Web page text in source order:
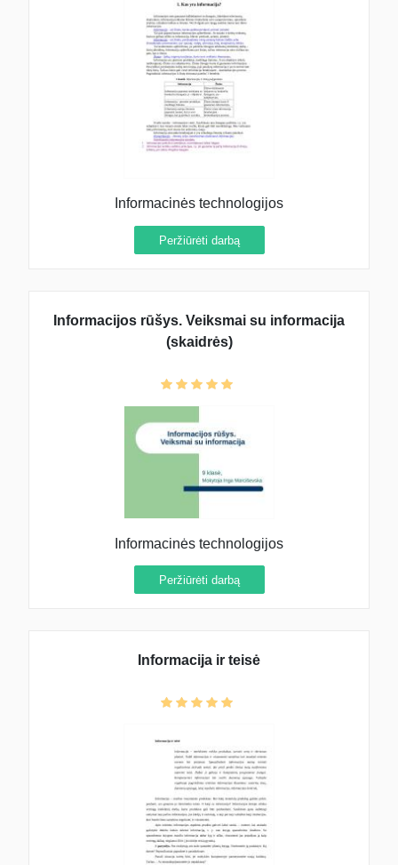
Informacinės technologijos
Peržiūrėti darbą
Informacijos rūšys. Veiksmai su informacija
(skaidrės)
Informacinės technologijos
Peržiūrėti darbą
Informacija ir teisė